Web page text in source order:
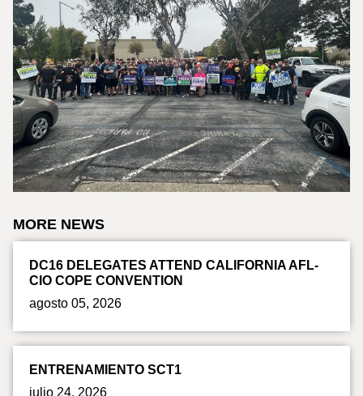
MORE NEWS
DC16 DELEGATES ATTEND CALIFORNIA AFL-
CIO COPE CONVENTION
agosto 05, 2026
ENTRENAMIENTO SCT1
julio 24, 2026